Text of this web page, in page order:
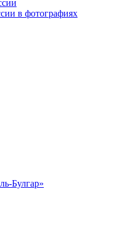
в фотографиях
Булгар»